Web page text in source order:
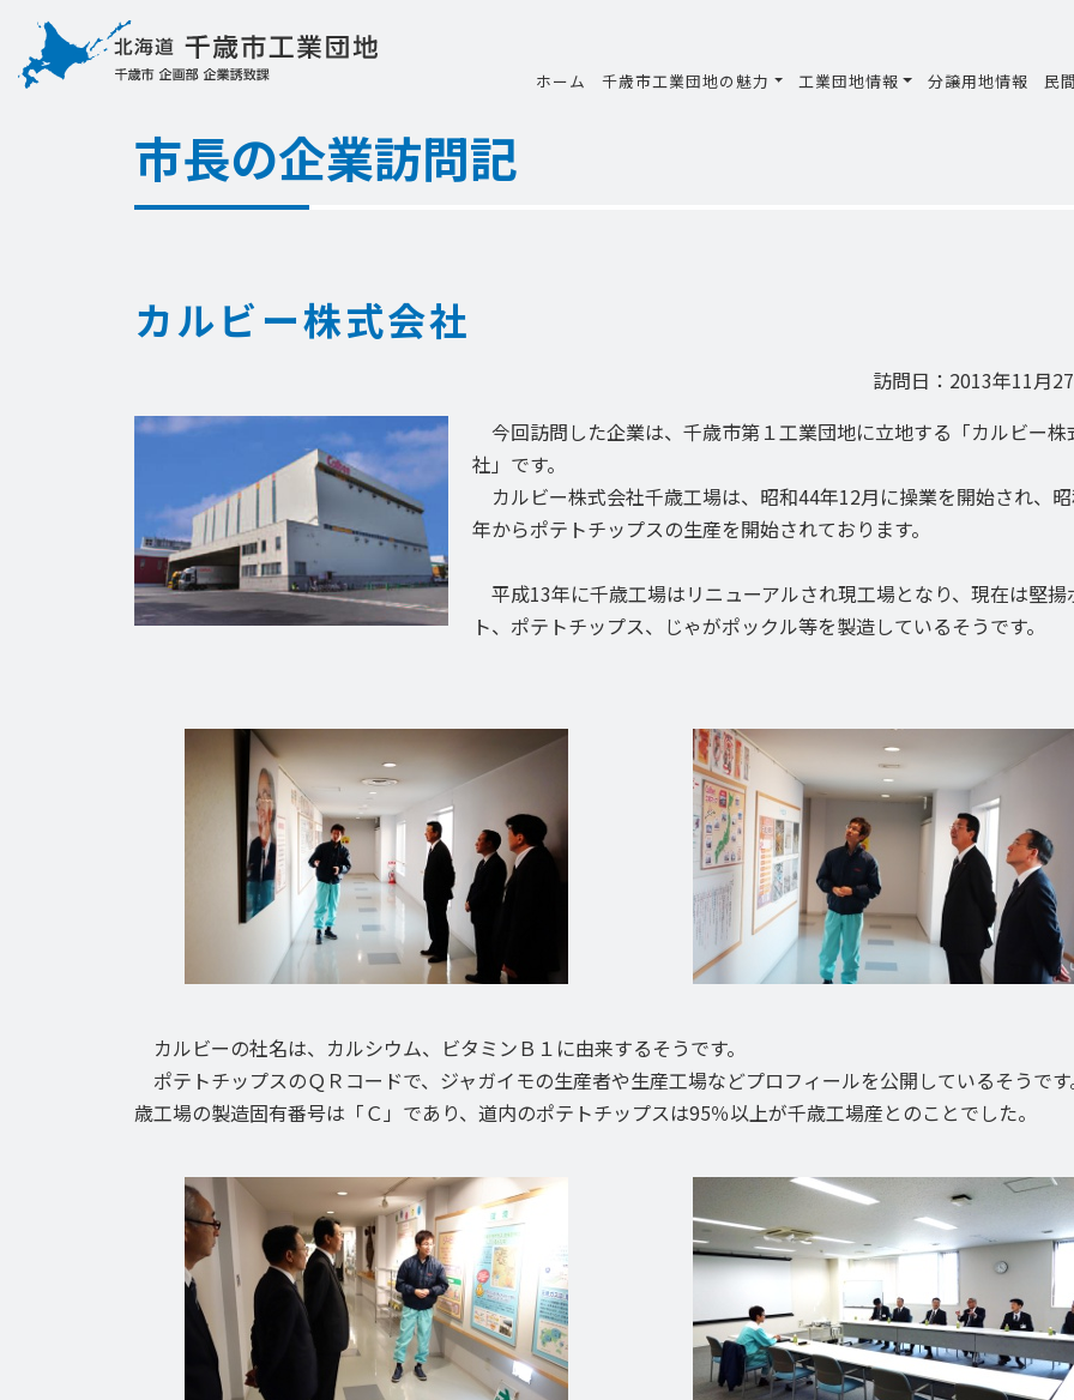
ホーム 千歳市工業団地の魅力 工業団地情報 分譲用地情報 民
市長の企業訪問記
カルビー株式会社
訪問日：2013年11月
今回訪問した企業は、千歳市第１工業団地に立地する「カルビー株
社」です。
カルビー株式会社千歳工場は、昭和44年12月に操業を開始され、
年からポテトチップスの生産を開始されております。
平成13年に千歳工場はリニューアルされ現工場となり、現在は堅揚
ト、ポテトチップス、じゃがポックル等を製造しているそうです。
カルビーの社名は、カルシウム、ビタミンＢ１に由来するそうです。
ポテトチップスのＱＲコードで、ジャガイモの生産者や生産工場などプロフィールを公開しているそうで
歳工場の製造固有番号は「Ｃ」であり、道内のポテトチップスは95％以上が千歳工場産とのことでした。